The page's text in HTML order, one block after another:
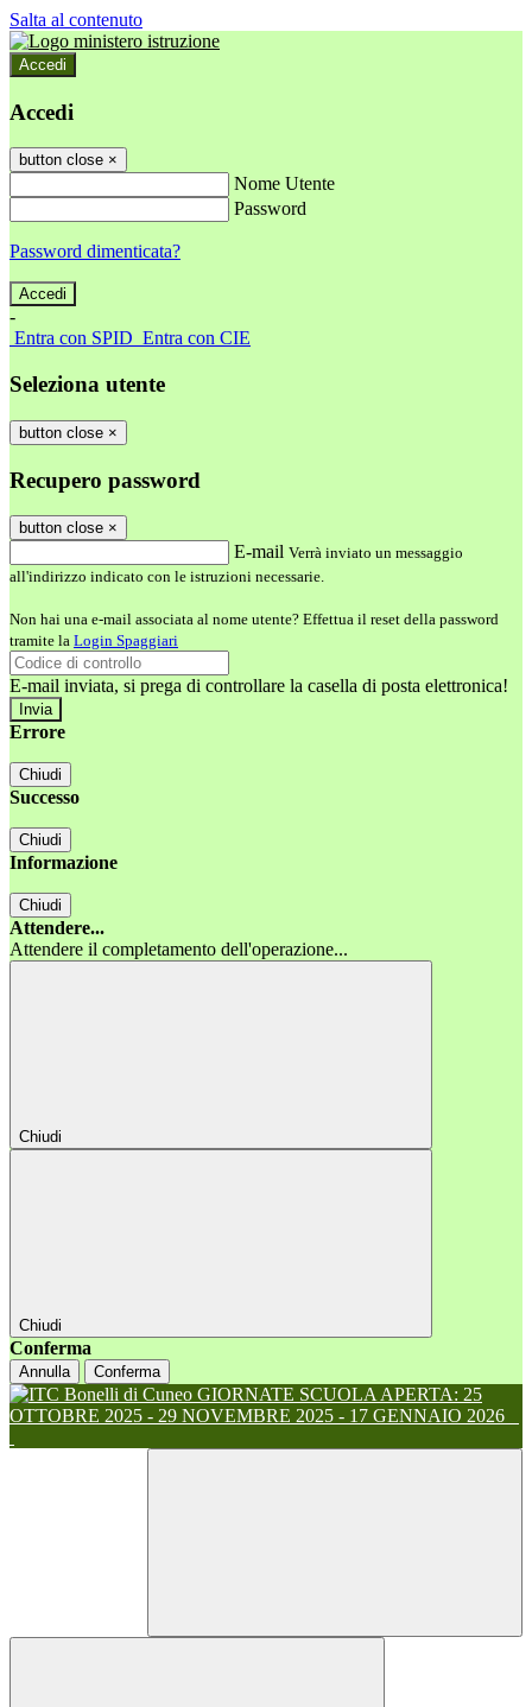
Salta al contenuto
Accedi
Accedi
button close ×
Nome Utente
Password
Password dimenticata?
-
Entra con SPID Entra con CIE
Seleziona utente
button close ×
Recupero password
button close ×
E-mail Verrà inviato un messaggio
all'indirizzo indicato con le istruzioni necessarie.
Non hai una e-mail associata al nome utente? Effettua il reset della password
tramite la Login Spaggiari
E-mail inviata, si prega di controllare la casella di posta elettronica!
Errore
Chiudi
Successo
Chiudi
Informazione
Chiudi
Attendere...
Attendere il completamento dell'operazione...
Chiudi
Chiudi
Conferma
Annulla Conferma
GIORNATE SCUOLA APERTA: 25
OTTOBRE 2025 - 29 NOVEMBRE 2025 - 17 GENNAIO 2026